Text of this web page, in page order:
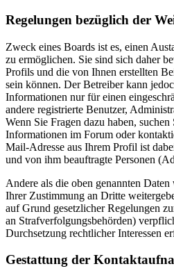
Regelungen bezüglich der
Zweck eines Boards ist es, einen
zu ermöglichen. Sie sind sich daher
Profils und die von Ihnen erstellten
sein können. Der Betreiber kann
Informationen nur für einen
andere registrierte Benutzer,
Wenn Sie Fragen dazu haben, suchen
Informationen im Forum oder
Mail-Adresse aus Ihrem Profil ist
und von ihm beauftragte Personen
Andere als die oben genannten
Ihrer Zustimmung an Dritte
auf Grund gesetzlicher Regelungen
an Strafverfolgungsbehörden)
Durchsetzung rechtlicher Interessen
Gestattung der